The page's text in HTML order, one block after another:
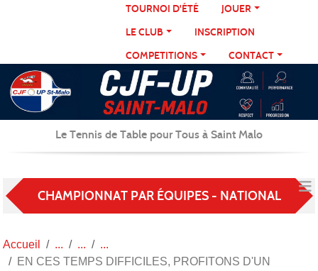
TOURNOI D'ÉTÉ
JOUER
LE CLUB
INSCRIPTION
COMPETITIONS
CONTACT
Le Tennis de Table pour Tous à Saint Malo
CHAMPIONNAT PAR ÉQUIPES - NATIONAL
Accueil
EN CES TEMPS DIFFICILES, PROFITONS D'UN
Panneau de gestion des cookies